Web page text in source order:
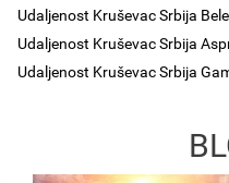
Udaljenost Kruševac Srbija
Udaljenost Kruševac Srbija
Udaljenost Kruševac Srbija